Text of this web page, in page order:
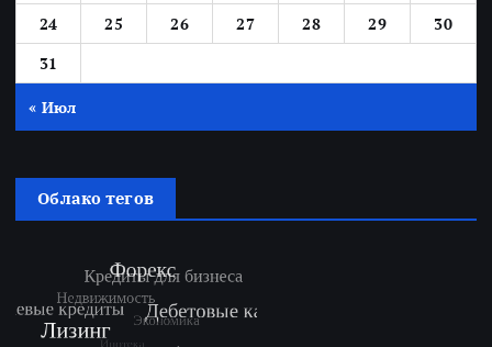
24
25 26 27 28 29
30
31
« Июл
Облако тегов